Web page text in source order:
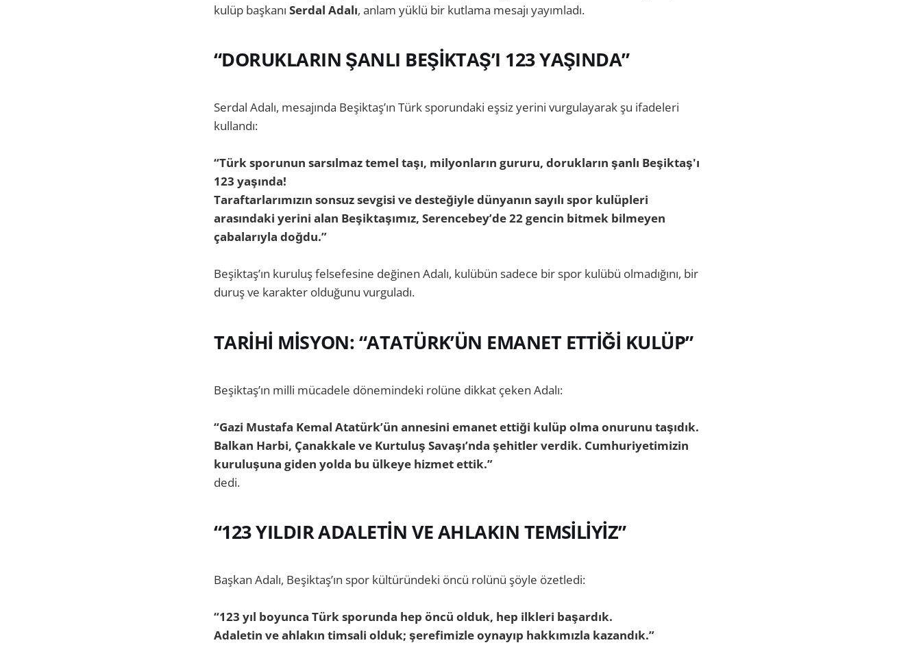
kulüp başkanı Serdal Adalı, anlam yüklü bir kutlama mesajı yayımladı.
“DORUKLARIN ŞANLI BEŞİKTAŞ’I 123 YAŞINDA”
Serdal Adalı, mesajında Beşiktaş’ın Türk sporundaki eşsiz yerini vurgulayarak şu ifadeleri
kullandı:
“Türk sporunun sarsılmaz temel taşı, milyonların gururu, dorukların şanlı Beşiktaş'ı
123 yaşında!
Taraftarlarımızın sonsuz sevgisi ve desteğiyle dünyanın sayılı spor kulüpleri
arasındaki yerini alan Beşiktaşımız, Serencebey’de 22 gencin bitmek bilmeyen
çabalarıyla doğdu.”
Beşiktaş’ın kuruluş felsefesine değinen Adalı, kulübün sadece bir spor kulübü olmadığını, bir
duruş ve karakter olduğunu vurguladı.
TARİHİ MİSYON: “ATATÜRK’ÜN EMANET ETTİĞİ KULÜP”
Beşiktaş’ın milli mücadele dönemindeki rolüne dikkat çeken Adalı:
“Gazi Mustafa Kemal Atatürk’ün annesini emanet ettiği kulüp olma onurunu taşıdık.
Balkan Harbi, Çanakkale ve Kurtuluş Savaşı’nda şehitler verdik. Cumhuriyetimizin
kuruluşuna giden yolda bu ülkeye hizmet ettik.”
dedi.
“123 YILDIR ADALETİN VE AHLAKIN TEMSİLİYİZ”
Başkan Adalı, Beşiktaş’ın spor kültüründeki öncü rolünü şöyle özetledi:
“123 yıl boyunca Türk sporunda hep öncü olduk, hep ilkleri başardık.
Adaletin ve ahlakın timsali olduk; şerefimizle oynayıp hakkımızla kazandık.”